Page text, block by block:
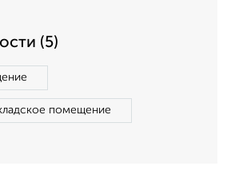
(5)
помещение